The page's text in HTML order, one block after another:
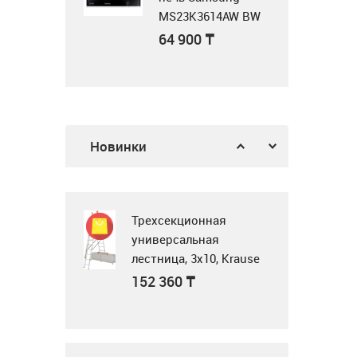
MS23K3614AW BW
белый
64 900 ₸
Midea MG3205X
Микроволновка
Новинки
Трехсекционная
универсальная
лестница, 3x10, Krause
Tribilo 129765
152 360 ₸